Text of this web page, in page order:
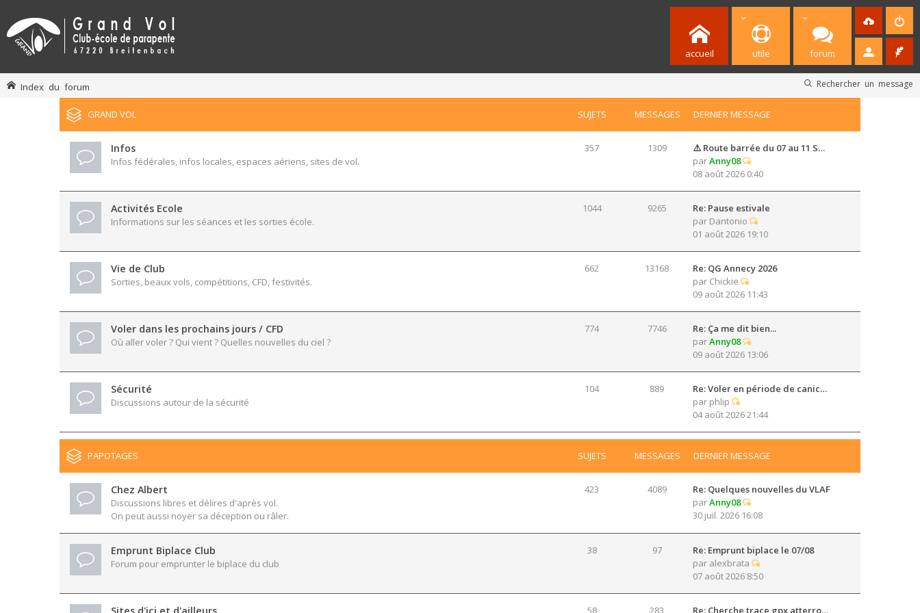
accueil utile forum
Rechercher un message
Index du forum
GRAND VOL SUJETS MESSAGES DERNIER MESSAGE
Infos
Infos fédérales, infos locales, espaces aériens, sites de vol.
357 1309
⚠️ Route barrée du 07 au 11 S…
parAnny08
08 août 2026 0:40
Activités Ecole
Informations sur les séances et les sorties école.
1044 9265
Re: Pause estivale
par Dantonio
01 août 2026 19:10
Vie de Club
Sorties, beaux vols, compétitions, CFD, festivités.
662 13168
Re: QG Annecy 2026
par Chickie
09 août 2026 11:43
Voler dans les prochains jours / CFD
Où aller voler ? Qui vient ? Quelles nouvelles du ciel ?
774 7746
Re: Ça me dit bien...
parAnny08
09 août 2026 13:06
Sécurité
Discussions autour de la sécurité
104 889
Re: Voler en période de canic…
par phlip
04 août 2026 21:44
PAPOTAGES SUJETS MESSAGES DERNIER MESSAGE
Chez Albert
Discussions libres et délires d'après vol.
On peut aussi noyer sa déception ou râler.
423 4089
Re: Quelques nouvelles du VLAF
parAnny08
30 juil. 2026 16:08
Emprunt Biplace Club
Forum pour emprunter le biplace du club
38 97
Re: Emprunt biplace le 07/08
par alexbrata
07 août 2026 8:50
58 283 Re: Cherche trace gpx atterro…